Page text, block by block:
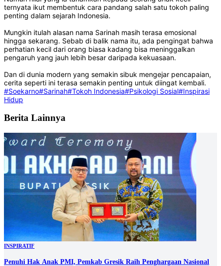
ternyata ikut membentuk cara pandang salah satu tokoh paling
penting dalam sejarah Indonesia.
Mungkin itulah alasan nama Sarinah masih terasa emosional
hingga sekarang. Sebab di balik nama itu, ada pengingat bahwa
perhatian kecil dari orang biasa kadang bisa meninggalkan
pengaruh yang jauh lebih besar daripada kekuasaan.
Dan di dunia modern yang semakin sibuk mengejar pencapaian,
cerita seperti ini terasa semakin penting untuk diingat kembali.
#Soekarno#Sarinah#Tokoh Indonesia#Psikologi Sosial#Inspirasi
Hidup
Berita Lainnya
INSPIRATIF
Penuhi Hak Anak PMI, Pemkab Gresik Raih Penghargaan Nasional